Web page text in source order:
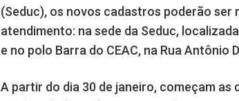
(Seduc), os novos cadastros poderão ser
atendimento: na sede da Seduc,
e no polo Barra do CEAC, na Rua Antônio
A partir do dia 30 de janeiro, começam as